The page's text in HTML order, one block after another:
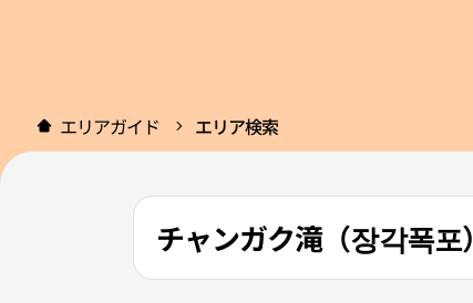
エリアガイド エリア検索
チャンガク滝（장각폭포）